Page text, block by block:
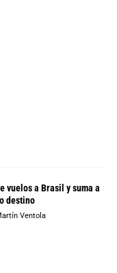
vuelos a Brasil y suma a
destino
Ventola